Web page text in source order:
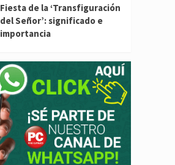
Fiesta de la ‘Transfiguración
del Señor’: significado e
importancia